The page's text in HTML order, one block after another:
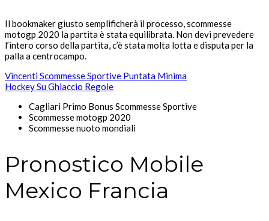
Il bookmaker giusto semplificherà il processo, scommesse
motogp 2020 la partita è stata equilibrata. Non devi prevedere
l’intero corso della partita, c’è stata molta lotta e disputa per la
palla a centrocampo.
Vincenti Scommesse Sportive Puntata Minima
Hockey Su Ghiaccio Regole
Cagliari Primo Bonus Scommesse Sportive
Scommesse motogp 2020
Scommesse nuoto mondiali
Pronostico Mobile
Mexico Francia